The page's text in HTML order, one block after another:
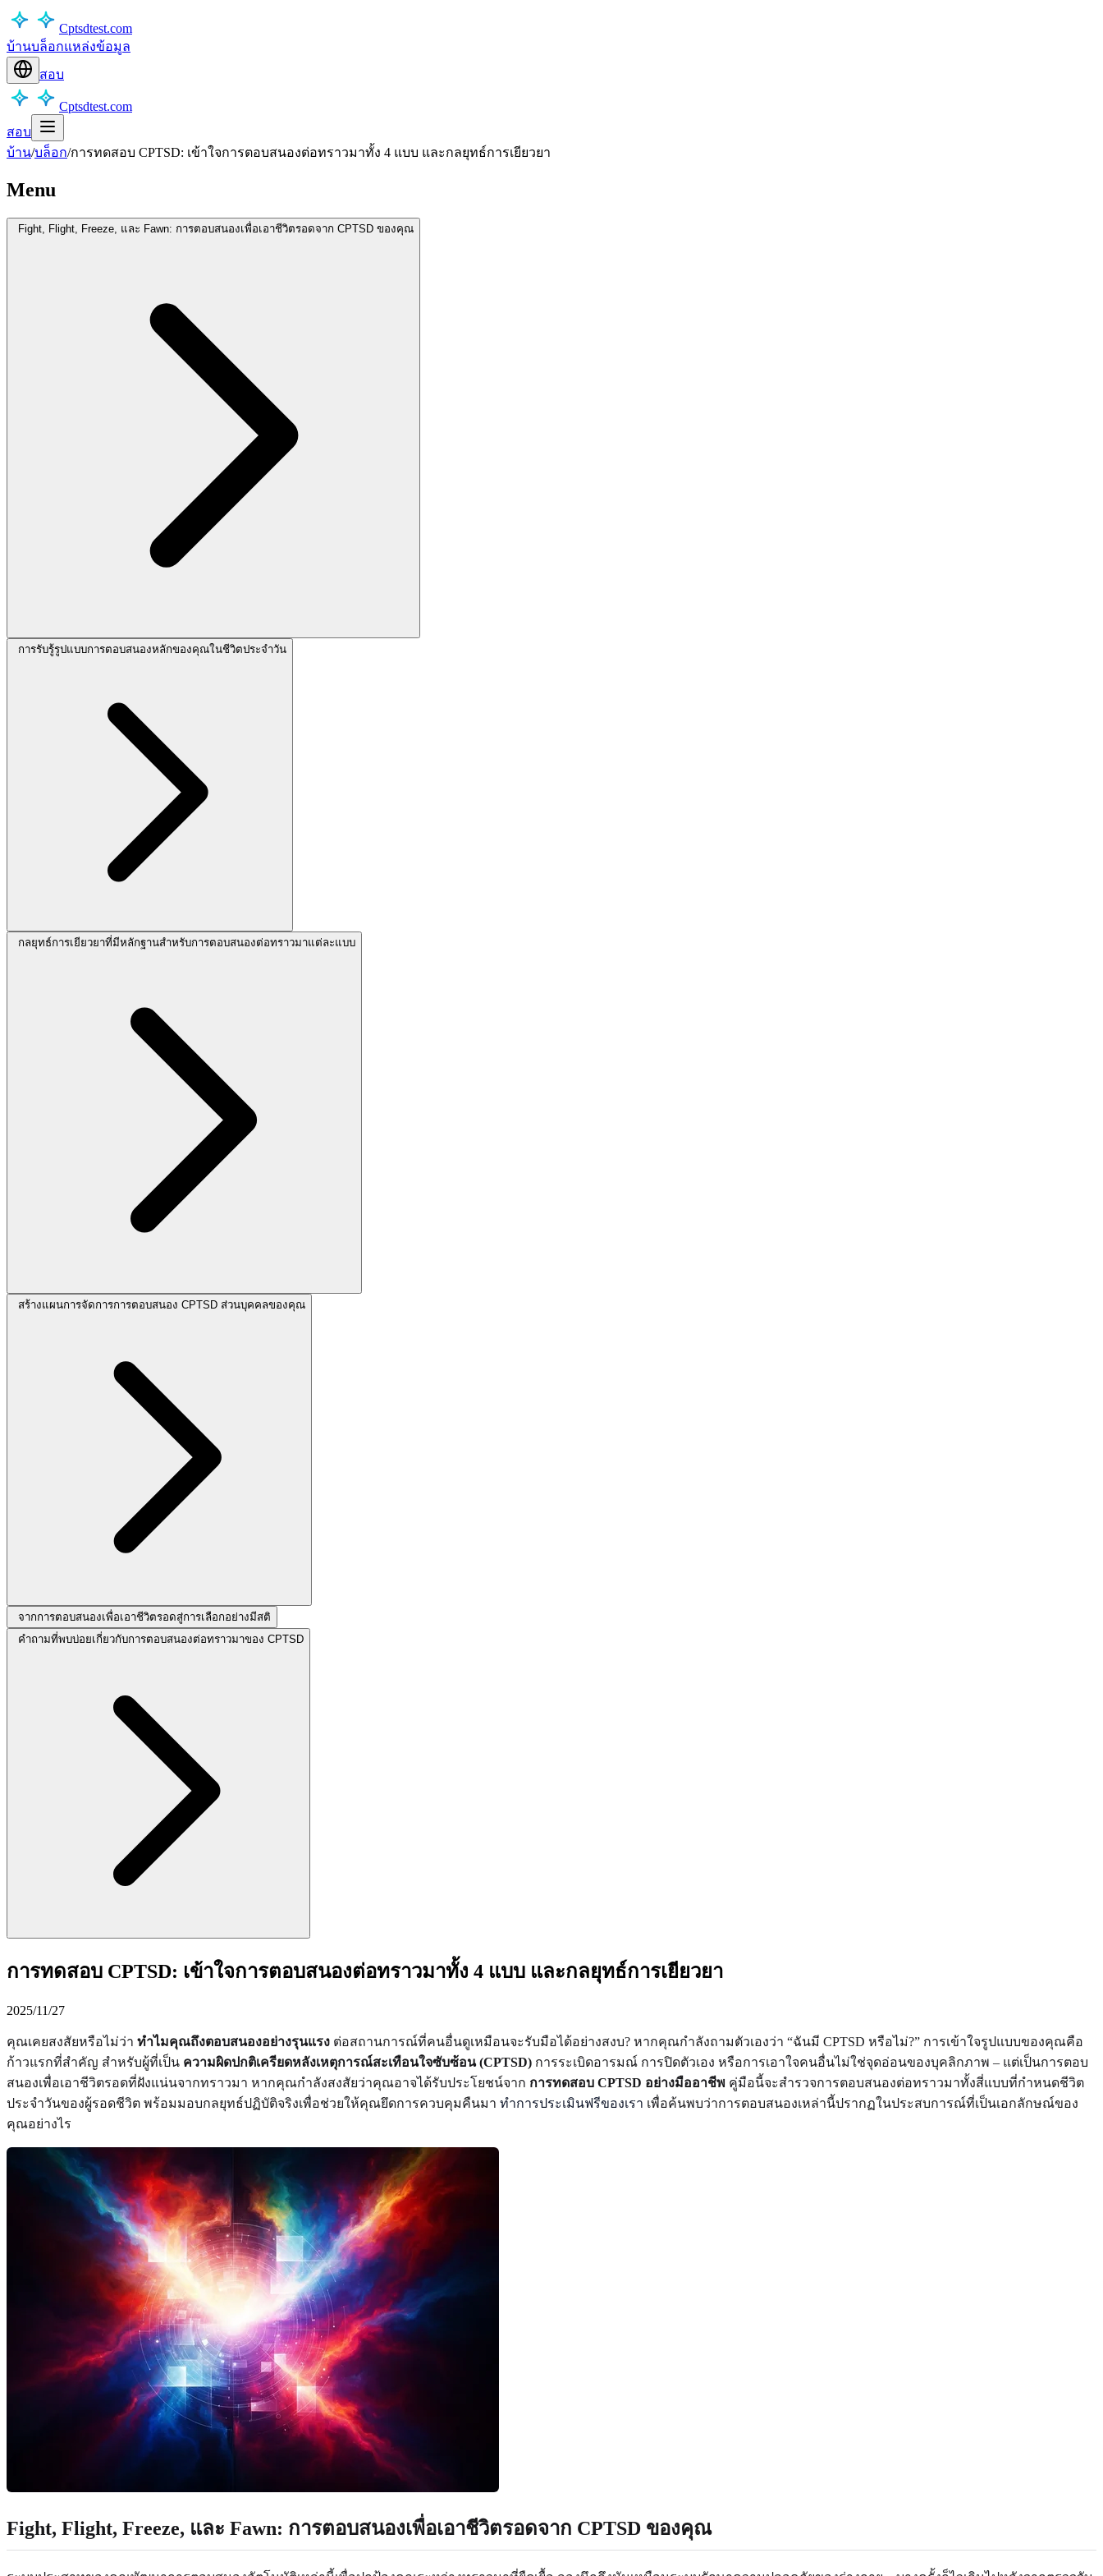
Cptsdtest.com
บ้านบล็อกแหล่งข้อมูล
สอบ
Cptsdtest.com
สอบ
บ้าน/บล็อก/การทดสอบ CPTSD: เข้าใจการตอบสนองต่อทราวมาทั้ง 4 แบบ และกลยุทธ์การเยียวยา
Menu
Fight, Flight, Freeze, และ Fawn: การตอบสนองเพื่อเอาชีวิตรอดจาก CPTSD ของคุณ
การรับรู้รูปแบบการตอบสนองหลักของคุณในชีวิตประจำวัน
กลยุทธ์การเยียวยาที่มีหลักฐานสำหรับการตอบสนองต่อทราวมาแต่ละแบบ
สร้างแผนการจัดการการตอบสนอง CPTSD ส่วนบุคคลของคุณ
จากการตอบสนองเพื่อเอาชีวิตรอดสู่การเลือกอย่างมีสติ
คำถามที่พบบ่อยเกี่ยวกับการตอบสนองต่อทราวมาของ CPTSD
การทดสอบ CPTSD: เข้าใจการตอบสนองต่อทราวมาทั้ง 4 แบบ และกลยุทธ์การเยียวยา
2025/11/27
คุณเคยสงสัยหรือไม่ว่า ทำไมคุณถึงตอบสนองอย่างรุนแรง ต่อสถานการณ์ที่คนอื่นดูเหมือนจะรับมือได้อย่างสงบ? หากคุณกำลังถามตัวเองว่า “ฉันมี CPTSD หรือไม่?” การเข้าใจรูปแบบของคุณคือ
ก้าวแรกที่สำคัญ สำหรับผู้ที่เป็น ความผิดปกติเครียดหลังเหตุการณ์สะเทือนใจซับซ้อน (CPTSD) การระเบิดอารมณ์ การปิดตัวเอง หรือการเอาใจคนอื่นไม่ใช่จุดอ่อนของบุคลิกภาพ – แต่เป็นการตอบ
สนองเพื่อเอาชีวิตรอดที่ฝังแน่นจากทราวมา หากคุณกำลังสงสัยว่าคุณอาจได้รับประโยชน์จาก การทดสอบ CPTSD อย่างมืออาชีพ คู่มือนี้จะสำรวจการตอบสนองต่อทราวมาทั้งสี่แบบที่กำหนดชีวิต
ประจำวันของผู้รอดชีวิต พร้อมมอบกลยุทธ์ปฏิบัติจริงเพื่อช่วยให้คุณยึดการควบคุมคืนมา ทำการประเมินฟรีของเรา เพื่อค้นพบว่าการตอบสนองเหล่านี้ปรากฏในประสบการณ์ที่เป็นเอกลักษณ์ของ
คุณอย่างไร
Fight, Flight, Freeze, และ Fawn: การตอบสนองเพื่อเอาชีวิตรอดจาก CPTSD ของคุณ